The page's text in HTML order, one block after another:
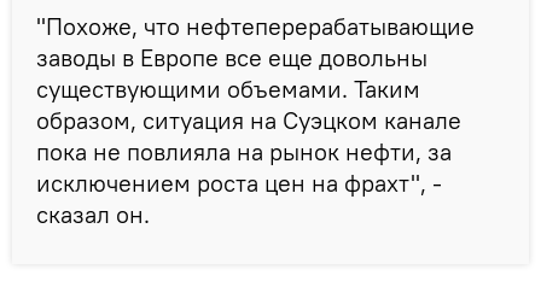
"Похоже, что нефтеперерабатывающие
заводы в Европе все еще довольны
существующими объемами. Таким
образом, ситуация на Суэцком канале
пока не повлияла на рынок нефти, за
исключением роста цен на фрахт", -
сказал он.